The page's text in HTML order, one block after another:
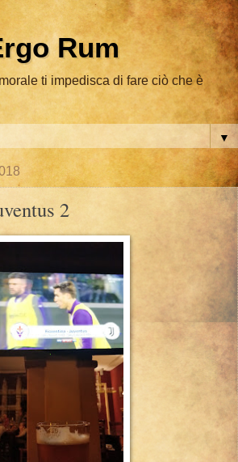
Rum
ti impedisca di fare ciò che è
▼
2